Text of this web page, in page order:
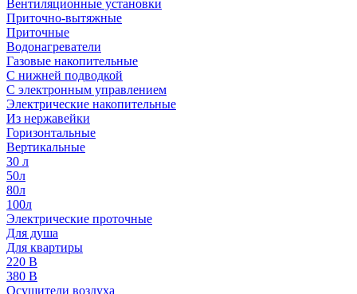
Вентиляционные установки
Приточно-вытяжные
Приточные
Водонагреватели
Газовые накопительные
С нижней подводкой
С электронным управлением
Электрические накопительные
Из нержавейки
Горизонтальные
Вертикальные
30 л
50л
80л
100л
Электрические проточные
Для душа
Для квартиры
220 В
380 В
Осушители воздуха